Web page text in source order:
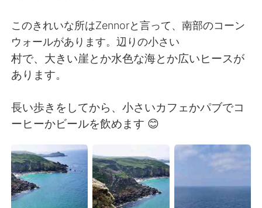
English 简体中文
العربية Français
日本語 한국어
Русский ไทย
このきれいな所はZennorと言って、南部のコーン
ウォールがあります。辺りの小さい
村で、大きい崖とか水色な海とか広いヒースが
あります。
長い歩きをしてから、小さいカフェかパブでコ
ーヒーかビールを飲めます 😊